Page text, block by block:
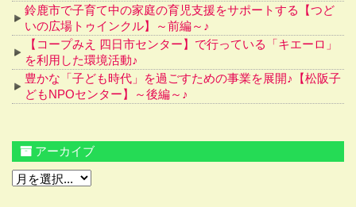
鈴鹿市で子育て中の家庭の育児支援をサポートする【つど
いの広場トゥインクル】～前編～♪
【コープみえ 四日市センター】で行っている「キエーロ」
を利用した環境活動♪
豊かな「子ども時代」を過ごすための事業を展開♪【松阪子
どもNPOセンター】～後編～♪
アーカイブ